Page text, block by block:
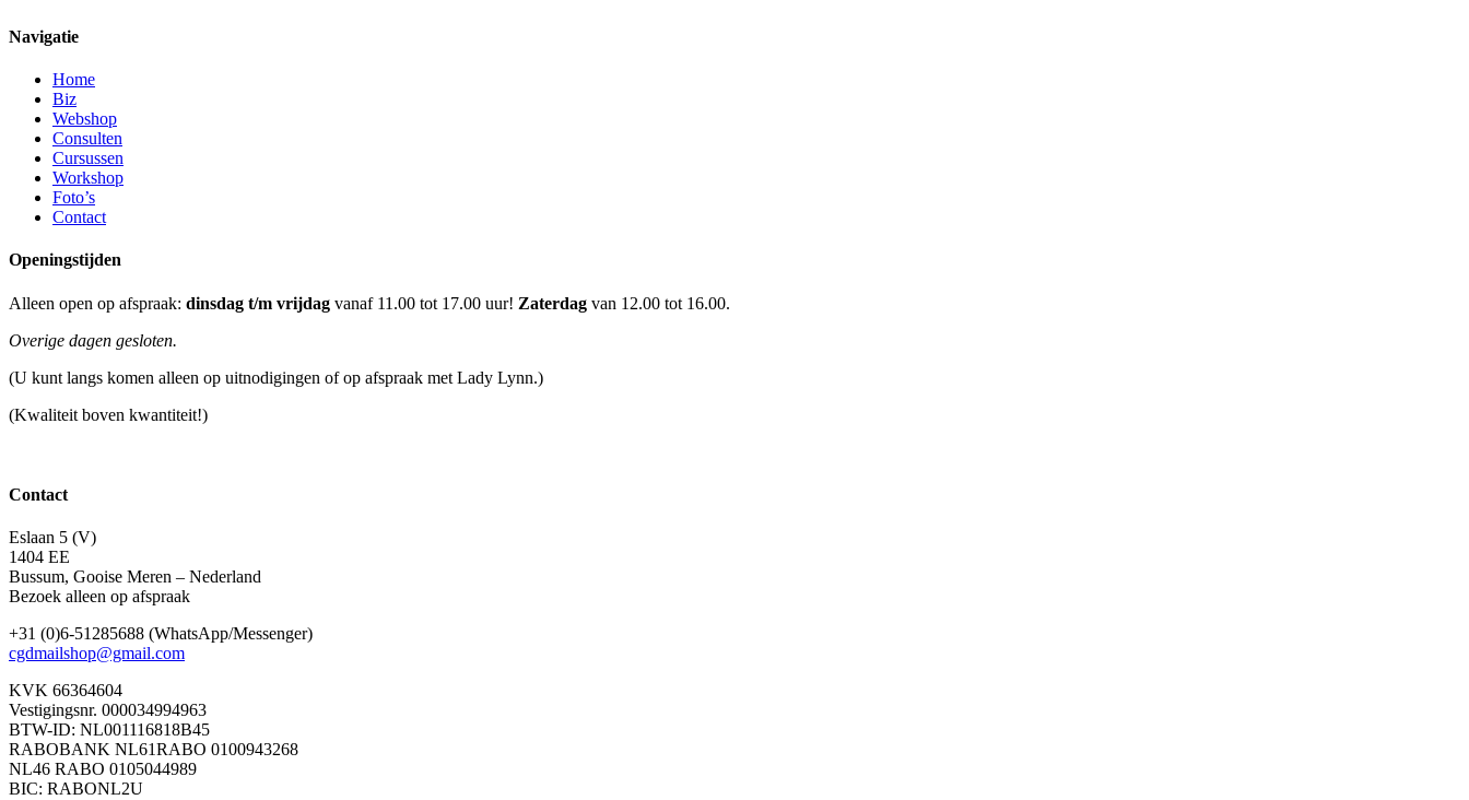
Navigatie
Home
Biz
Webshop
Consulten
Cursussen
Workshop
Foto’s
Contact
Openingstijden
Alleen open op afspraak: dinsdag t/m vrijdag vanaf 11.00 tot 17.00 uur! Zaterdag van 12.00 tot 16.00.
Overige dagen gesloten.
(U kunt langs komen alleen op uitnodigingen of op afspraak met Lady Lynn.)
(Kwaliteit boven kwantiteit!)
Contact
Eslaan 5 (V)
1404 EE
Bussum, Gooise Meren – Nederland
Bezoek alleen op afspraak
+31 (0)6-51285688 (WhatsApp/Messenger)
cgdmailshop@gmail.com
KVK 66364604
Vestigingsnr. 000034994963
BTW-ID: NL001116818B45
RABOBANK NL61RABO 0100943268
NL46 RABO 0105044989
BIC: RABONL2U